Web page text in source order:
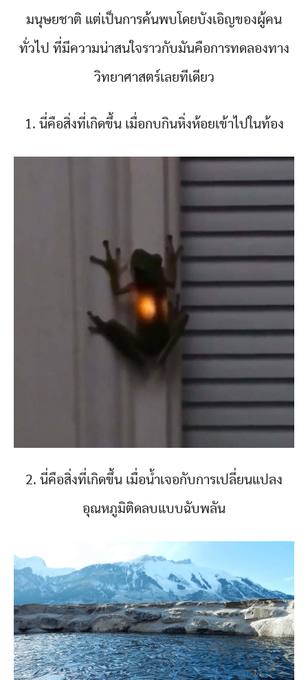
มนุษยชาติ แต่เป็นการค้นพบโดยบังเอิญของผู้คน
ทั่วไป ที่มีความน่าสนใจราวกับมันคือการทดลองทาง
วิทยาศาสตร์เลยทีเดียว
1. นี่คือสิ่งที่เกิดขึ้น เมื่อกบกินหิ่งห้อยเข้าไปในท้อง
2. นี่คือสิ่งที่เกิดขึ้น เมื่อน้ำเจอกับการเปลี่ยนแปลง
อุณหภูมิติดลบแบบฉับพลัน